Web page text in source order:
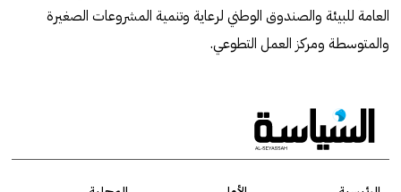
العامة للبيئة والصندوق الوطني لرعاية وتنمية المشروعات الصغيرة
والمتوسطة ومركز العمل التطوعي.